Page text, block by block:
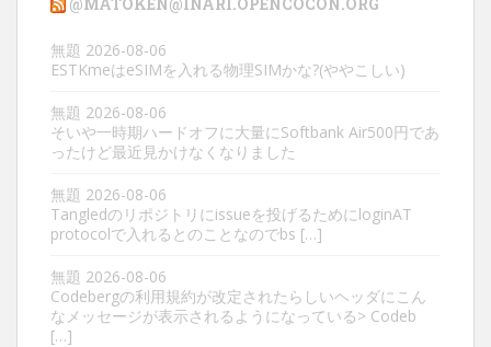
ー
無題 2026-08-06
ESTKmeはeSIMを入れる物理SIMかな?(ややこしい)
無題 2026-08-06
そいや一時期ハードオフに大量にSoftbank Air500円であ
ったけど最近見かけなくなりました
無題 2026-08-06
Tangledのリポジトリにissueを投げるためにloginAT
protocolで入れるとのことなのでbs […]
無題 2026-08-06
Codebergの利用規約が改定されたらしいヘッダにこん
なメッセージが表示されるようになっている> Codeb
[…]